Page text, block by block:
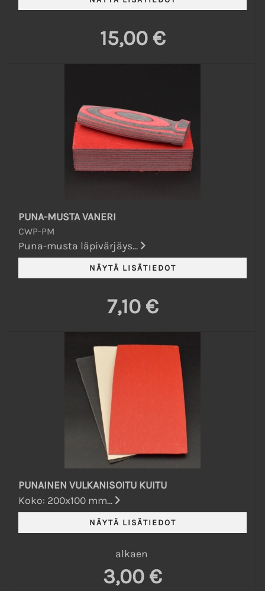
15,00 €
PUNA-MUSTA VANERI
CWP-PM
Puna-musta läpivärjäys...
7,10 €
PUNAINEN VULKANISOITU KUITU
Koko: 200x100 mm...
alkaen
3,00 €